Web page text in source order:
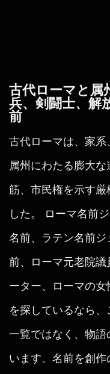
古代ローマと属
兵、剣闘士、解
前
古代ローマは、家系
属州にわたる膨大
筋、市民権を示す
した。 ローマ名前
名前、ラテン名前
前、ローマ元老院
ーター、ローマの
を探しているなら
一覧ではなく、物
います。名前を創